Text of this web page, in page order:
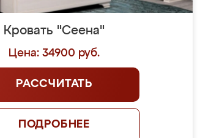
Кровать "Сеена"
Цена: 34900 руб.
РАССЧИТАТЬ
ПОДРОБНЕЕ